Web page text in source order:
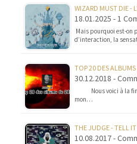
WIZARD MUST DIE -
18.01.2025 - 1
Mais pourquoi est-on
d’interaction, la
TOP 20 DES
30.12.2018 -
Nous voici à la fin
mon…
THE JUDGE - TELL
10.08.2017 -